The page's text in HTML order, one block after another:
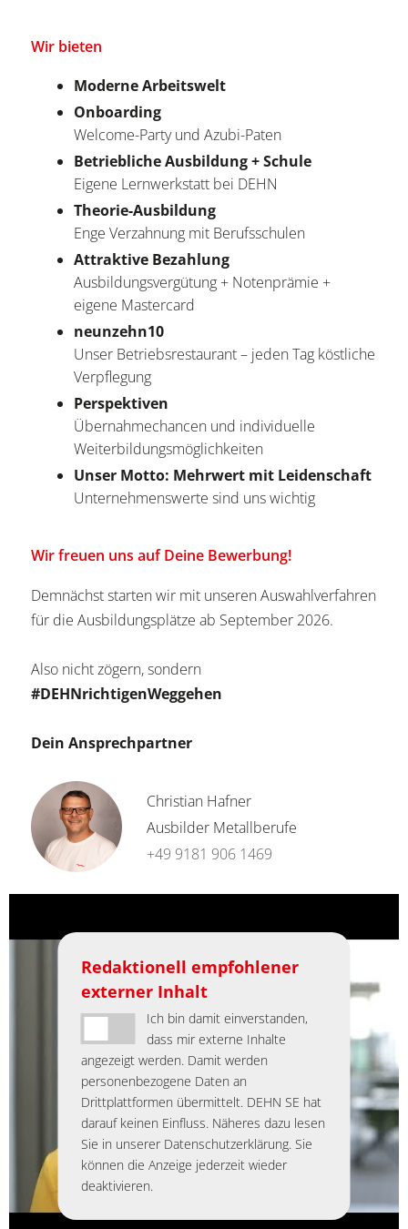
Wir bieten
Moderne Arbeitswelt
Onboarding
Welcome-Party und Azubi-Paten
Betriebliche Ausbildung + Schule
Eigene Lernwerkstatt bei DEHN
Theorie-Ausbildung
Enge Verzahnung mit Berufsschulen
Attraktive Bezahlung
Ausbildungsvergütung + Notenprämie +
eigene Mastercard
neunzehn10
Unser Betriebsrestaurant – jeden Tag köstliche
Verpflegung
Perspektiven
Übernahmechancen und individuelle
Weiterbildungsmöglichkeiten
Unser Motto: Mehrwert mit Leidenschaft
Unternehmenswerte sind uns wichtig
Wir freuen uns auf Deine Bewerbung!
Demnächst starten wir mit unseren Auswahlverfahren
für die Ausbildungsplätze ab September 2026.
Also nicht zögern, sondern
#DEHNrichtigenWeggehen
Dein Ansprechpartner
Christian Hafner
Ausbilder Metallberufe
+49 9181 906 1469
Redaktionell empfohlener
externer Inhalt
Ich bin damit einverstanden,
dass mir externe Inhalte
angezeigt werden. Damit werden
personenbezogene Daten an
Drittplattformen übermittelt. DEHN SE hat
darauf keinen Einfluss. Näheres dazu lesen
Sie in unserer Datenschutzerklärung. Sie
können die Anzeige jederzeit wieder
deaktivieren.